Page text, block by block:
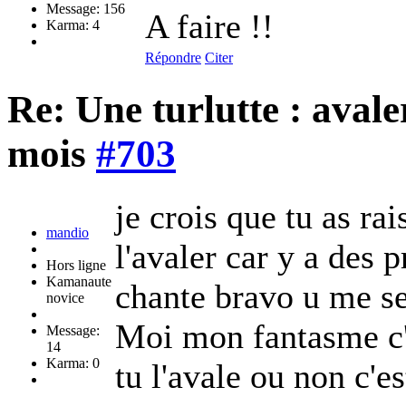
Message: 156
Karma: 4
A faire !!
Répondre Citer
Re: Une turlutte :
mois #703
mandio
Hors ligne
Kamanaute
novice
Message:
14
Karma: 0
je crois que tu as
l'avaler car y a des
chante bravo u me
Moi mon fantasme
tu l'avale ou non